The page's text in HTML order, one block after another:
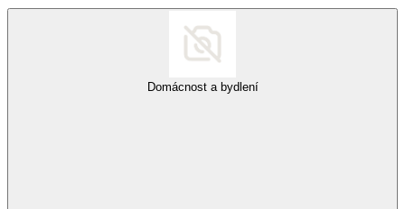
Domácnost a bydlení